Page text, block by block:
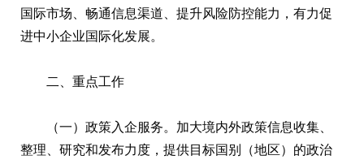
国际市场、畅通信息渠道、提升风险防控能力，有力促
进中小企业国际化发展。
二、重点工作
（一）政策入企服务。加大境内外政策信息收集、
整理、研究和发布力度，提供目标国别（地区）的政治